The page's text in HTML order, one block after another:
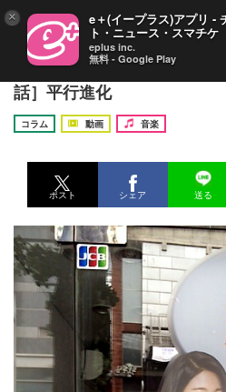
おっちゃん＆ミンジュの怪
話］平行進化
コラム 動画
音楽
ポスト シェア 送る
× e＋(イープラス)アプリ -
ト・ニュース・スマチケ
eplus inc.
無料 - Google Play